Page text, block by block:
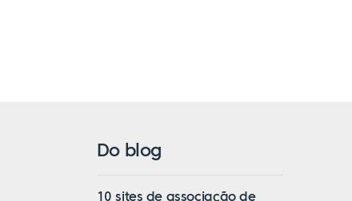
Do blog
10 sites de associação de